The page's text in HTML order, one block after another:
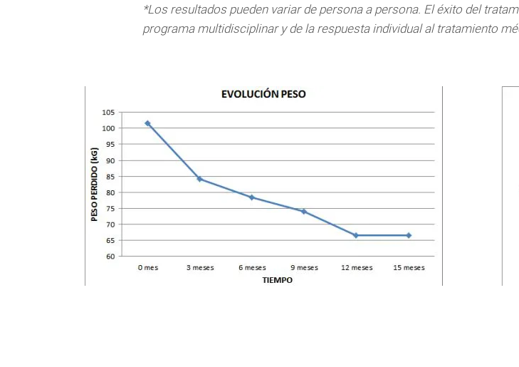
*Los resultados pueden variar de persona a persona. El éxito del
programa multidisciplinar y de la respuesta individual al tratamiento